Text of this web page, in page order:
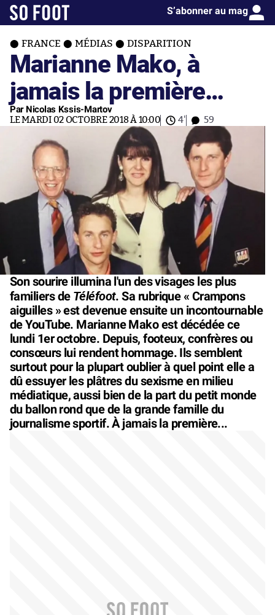
S’abonner au mag
FRANCE MÉDIAS DISPARITION
Marianne Mako, à
jamais la première…
Par Nicolas Kssis-Martov
LE MARDI 02 OCTOBRE 2018 À 10:00 4' 59
Son sourire illumina l'un des visages les plus
familiers de Téléfoot. Sa rubrique « Crampons
aiguilles » est devenue ensuite un incontournable
de YouTube. Marianne Mako est décédée ce
lundi 1er octobre. Depuis, footeux, confrères ou
consœurs lui rendent hommage. Ils semblent
surtout pour la plupart oublier à quel point elle a
dû essuyer les plâtres du sexisme en milieu
médiatique, aussi bien de la part du petit monde
du ballon rond que de la grande famille du
journalisme sportif. À jamais la première...